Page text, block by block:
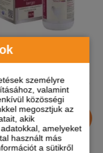
személyre
valamint
közösségi
megosztjuk az
akik
amelyeket
használt más
a sütikről
Vitality Large
14 990 Ft